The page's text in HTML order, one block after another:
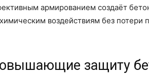
армированием создаёт
воздействиям без потери
защиту